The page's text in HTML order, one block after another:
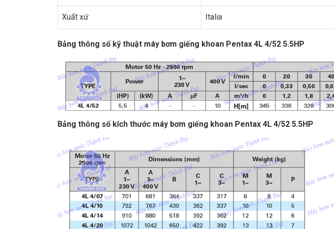
Xuất xứ Italia
Bảng thông số kỹ thuật máy bơm giếng khoan Pentax 4L 4/52 5.5HP
Bảng thông số kích thước máy bơm giếng khoan Pentax 4L 4/52 5.5HP